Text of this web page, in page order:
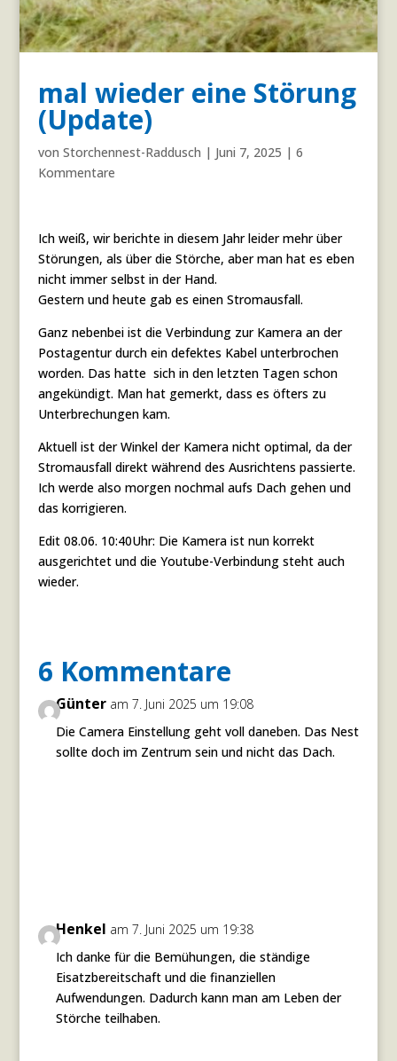
mal wieder eine Störung
(Update)
von Storchennest-Raddusch | Juni 7, 2025 | 6
Kommentare
Ich weiß, wir berichte in diesem Jahr leider mehr über
Störungen, als über die Störche, aber man hat es eben
nicht immer selbst in der Hand.
Gestern und heute gab es einen Stromausfall.
Ganz nebenbei ist die Verbindung zur Kamera an der
Postagentur durch ein defektes Kabel unterbrochen
worden. Das hatte sich in den letzten Tagen schon
angekündigt. Man hat gemerkt, dass es öfters zu
Unterbrechungen kam.
Aktuell ist der Winkel der Kamera nicht optimal, da der
Stromausfall direkt während des Ausrichtens passierte.
Ich werde also morgen nochmal aufs Dach gehen und
das korrigieren.
Edit 08.06. 10:40Uhr: Die Kamera ist nun korrekt
ausgerichtet und die Youtube-Verbindung steht auch
wieder.
6 Kommentare
Günter am 7. Juni 2025 um 19:08
Die Camera Einstellung geht voll daneben. Das Nest
sollte doch im Zentrum sein und nicht das Dach.
Henkel am 7. Juni 2025 um 19:38
Ich danke für die Bemühungen, die ständige
Eisatzbereitschaft und die finanziellen
Aufwendungen. Dadurch kann man am Leben der
Störche teilhaben.